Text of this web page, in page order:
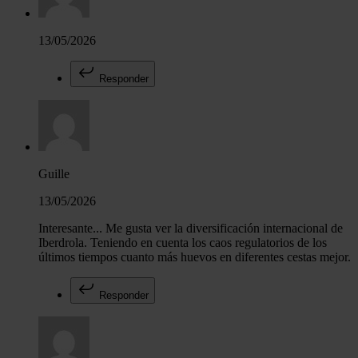
13/05/2026
Responder
Guille
13/05/2026
Interesante... Me gusta ver la diversificación internacional de
Iberdrola. Teniendo en cuenta los caos regulatorios de los
últimos tiempos cuanto más huevos en diferentes cestas mejor.
Responder